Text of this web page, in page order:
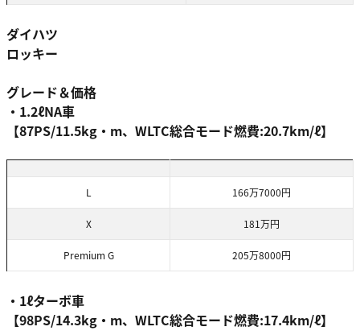
ダイハツ
ロッキー
グレード＆価格
・1.2ℓNA車
【87PS/11.5kg・m、WLTC総合モード燃費:20.7km/ℓ】
L 166万7000円
X 181万円
Premium G 205万8000円
・1ℓターボ車
【98PS/14.3kg・m、WLTC総合モード燃費:17.4km/ℓ】